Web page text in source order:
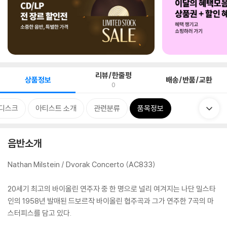
상품정보 리뷰/한줄평
0 배송/반품/교환
스크 아티스트 소개 관련분류 품목정보
음반소개
Nathan Milstein / Dvorak Concerto (AC833)
20세기 최고의 바이올린 연주자 중 한 명으로 널리 여겨지는 나단 밀스타
인의 1958년 발매된 드보르작 바이올린 협주곡과 그가 연주한 7곡의 마
스터피스를 담고 있다.